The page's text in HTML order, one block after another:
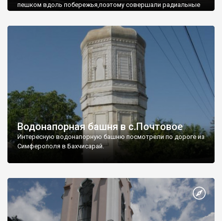
пешком вдоль побережья,поэтому совершали радиальные
Водонапорная башня в с.Почтовое
Интересную водонапорную башню посмотрели по дороге из
Симферополя в Бахчисарай.